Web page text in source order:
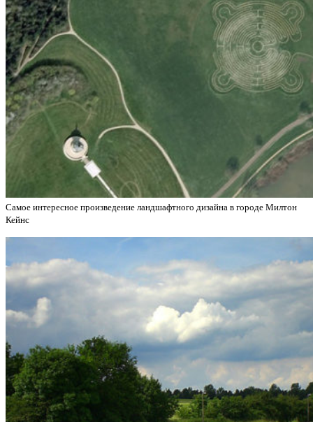
Самое интересное произведение ландшафтного дизайна в городе Милтон
Кейнс